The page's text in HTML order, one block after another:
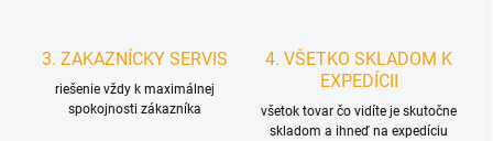
3. ZAKAZNÍCKY SERVIS
riešenie vždy k maximálnej
spokojnosti zákazníka
4. VŠETKO SKLADOM K
EXPEDÍCII
všetok tovar čo vidíte je skutočne
skladom a ihneď na expedíciu